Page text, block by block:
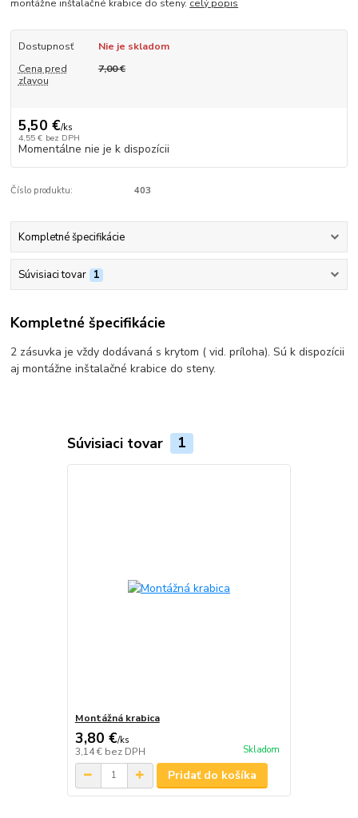
montážne inštalačné krabice do steny. celý popis
Dostupnosť
Nie je skladom
Cena pred
zľavou
7,00 €
5,50 €/ks
4,55 € bez DPH
Momentálne nie je k dispozícii
Číslo produktu: 403
Kompletné špecifikácie
Súvisiaci tovar 1
Kompletné špecifikácie
2 zásuvka je vždy dodávaná s krytom ( vid. príloha). Sú k dispozícii
aj montážne inštalačné krabice do steny.
Súvisiaci tovar 1
Montážná krabica
3,80 €/ks
3,14 € bez DPH Skladom
Pridať do košíka